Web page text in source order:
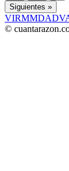
Siguientes »
VIRMMDADV
©